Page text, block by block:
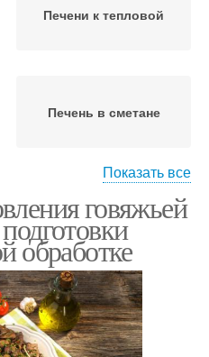
Печени к тепловой
Печень в сметане
печени
Показать все
говяжьей
обработке